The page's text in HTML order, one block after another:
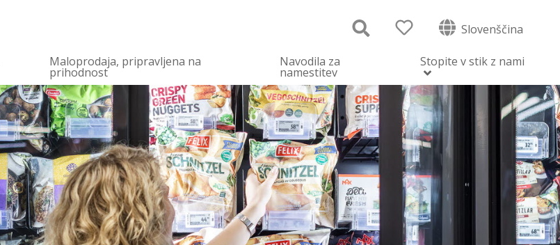
Slovenščina
Maloprodaja, pripravljena na
prihodnost
Navodila za
namestitev
Stopite v stik z nami